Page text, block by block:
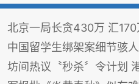
北京一局长贪430万 汇
中国留学生绑架案细节骇人听
坊间热议〝秒杀〞令计划 港